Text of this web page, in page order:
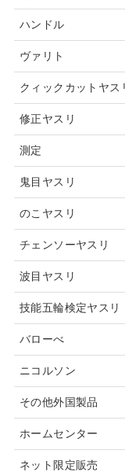
ハンドル
ヴァリト
クィックカットヤス
修正ヤスリ
測定
鬼目ヤスリ
のこヤスリ
チェンソーヤスリ
波目ヤスリ
技能五輪検定ヤスリ
バローべ
ニコルソン
その他外国製品
ホームセンター
ネット限定販売